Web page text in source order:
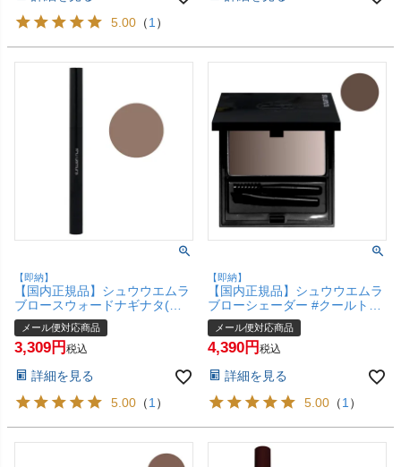
5.00 （1）
【即納】
【国内正規品】シュウウエムラ
ブロースウォードナギナタ(ケ
ース＋カートリッジ) #ウォルナ
ットブラウン【なぎなた削り ア
イブロウ アイブローペンシル
応商品】【SBT】(6057216)
メール便対応商品
3,309 税込
詳細を見る
5.00 （1）
【即納】
【国内正規品】シュウウエムラ
ブローシェーダー #クールトー
ン【アイブロー/アイブロウ/眉
墨/まゆ墨】 shu uemura 【メー
ル便対応商品】【SBT】
メール便対応商品
4,390 税込
詳細を見る
5.00 （1）